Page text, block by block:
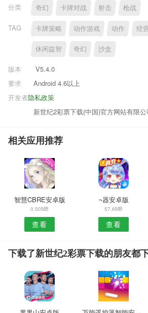
分类
奇幻 卡牌对战 射击 枪战
TAG 卡牌策略 动作游戏 动作 经
休闲益智 奇幻 沙盒
版本
V5.4.0
要求
Android 4.6以上
隐私政策
开发者
新世纪2彩票下载(中国)官方网站有限公
相关应用推荐
智慧CBRE安卓版
0.50MB
查看
¬器安卓版
57.6MB
查看
下载了新世纪2彩票下载的朋友都